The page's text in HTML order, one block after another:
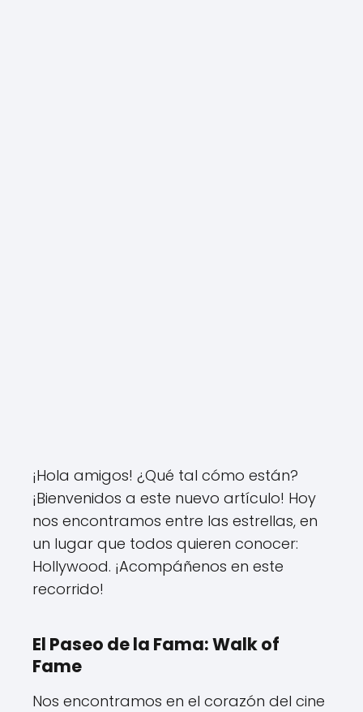
¡Hola amigos! ¿Qué tal cómo están?
¡Bienvenidos a este nuevo artículo! Hoy
nos encontramos entre las estrellas, en
un lugar que todos quieren conocer:
Hollywood. ¡Acompáñenos en este
recorrido!
El Paseo de la Fama: Walk of
Fame
Nos encontramos en el corazón del cine